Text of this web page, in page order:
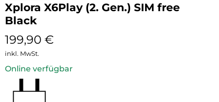
Xplora X6Play (2. Gen.) SIM free
Black
199,90 €
inkl. MwSt.
Online verfügbar